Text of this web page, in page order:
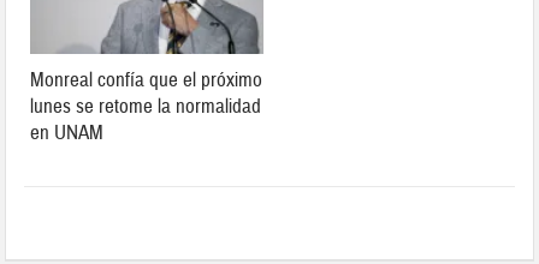
Monreal confía que el próximo
lunes se retome la normalidad
en UNAM